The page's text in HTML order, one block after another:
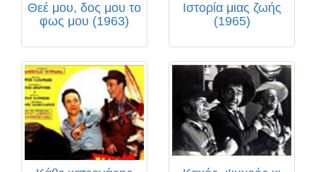
Θεέ μου, δος μου το
φως μου (1963)
Ιστορία μιας ζωής
(1965)